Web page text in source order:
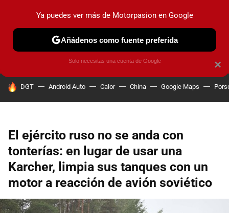
PRUEBAS COCHES ELÉCTRICOS OBSERVATORIO
HOY SE HABLA DE
DGT Android Auto Calor China Google Maps
El ejército ruso no se anda con
tonterías: en lugar de usar una
Karcher, limpia sus tanques con un
motor a reacción de avión soviético
×
Ya puedes ver más de Motorpasion en Google
Añádenos como fuente preferida
Solo necesitas una cuenta de Google